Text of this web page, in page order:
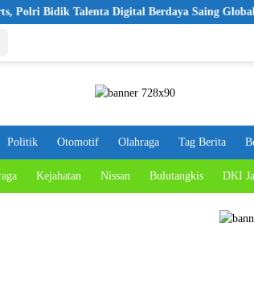
Talenta Digital Berdaya Saing Global
Politik Otomotif Olahraga Tag Berita
Kejahatan Nissan Bulutangkis DKI